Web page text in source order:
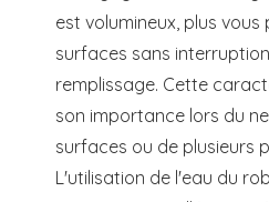
est volumineux, plus
surfaces sans
remplissage. Cette
son importance lors du
surfaces ou de plusieurs
L'utilisation de l'eau du